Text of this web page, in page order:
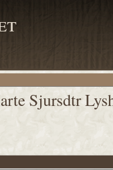
Sjursdtr